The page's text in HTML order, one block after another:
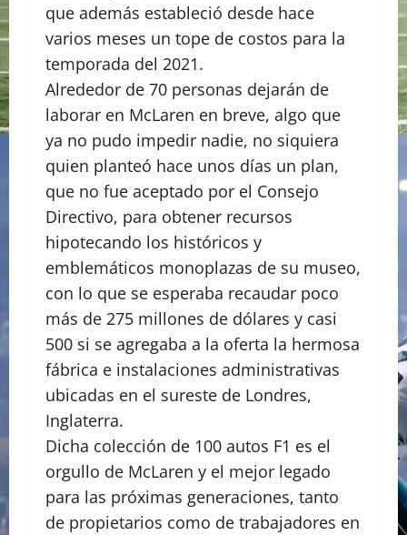
que además estableció desde hace
varios meses un tope de costos para la
temporada del 2021.
Alrededor de 70 personas dejarán de
laborar en McLaren en breve, algo que
ya no pudo impedir nadie, no siquiera
quien planteó hace unos días un plan,
que no fue aceptado por el Consejo
Directivo, para obtener recursos
hipotecando los históricos y
emblemáticos monoplazas de su museo,
con lo que se esperaba recaudar poco
más de 275 millones de dólares y casi
500 si se agregaba a la oferta la hermosa
fábrica e instalaciones administrativas
ubicadas en el sureste de Londres,
Inglaterra.
Dicha colección de 100 autos F1 es el
orgullo de McLaren y el mejor legado
para las próximas generaciones, tanto
de propietarios como de trabajadores en